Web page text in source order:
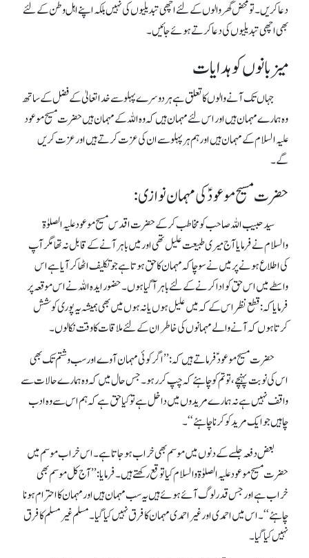
دعا کریں۔ تو محض گھروالوں کے لئے اچھی تبدیلیوں کی نہیں بلکہ اپنے اہل وطن کے لئے
بھی اچھی تبدیلیوں کی دعاکرتے ہوئے جائیں۔
میزبانوں کو ہدایات
جہاں تک آنے والوں کا تعلق ہے ہر دوسرے پہلو سے خدا تعالیٰ کے فضل کے ساتھ
وہ ہمارے مہمان ہیں اور اس لئے مہمان ہیں کہ وہ اللہ کے مہمان ہیں حضرت مسیح موعود
علیہ السلام کے مہمان ہیں اور ہم ہر پہلو سے ان کی عزت کرتے ہیں اور عز ت کریں
گے۔
حضرت مسیح موعودؑ کی مہمان نوازی:
سیدحبیب اللہ صاحب کو مخاطب کرکے حضرت اقدس مسیح موعود علیہ الصلوٰۃ
والسلام نے فرمایا آج میری طبیعت علیل تھی اور میں باہر آنے کے قابل نہ تھا مگر آپ
کی اطلاع ہونے پر میں نے سوچا کہ مہمان کا حق ہوتاہے جو تکلیف اٹھا کر آیا ہے اس
واسطے میں اس حق کو ادا کرنے کے لئے باہر آگیاہوں۔ حضور ایدہ اللہ نے اس موقعہ پر
فرمایاکہ:قطع نظر اس کے کہ میں علیل ہوں یا نہ ہوں میں بھی ہمیشہ یہ پوری کوشش
کرتاہوں کہ آنے والے مہمانوں کی خاطر ان کے لئے ملاقات کا وقت نکالوں ۔
حضرت مسیح موعود ؑ فرماتے ہیں کہ :’’اگر کوئی مہمان آوے اور سب و شتم تک بھی
اس کی نوبت پہنچے، تو تم کو چاہئے کہ چپ کر رہو۔ جس حال میں کہ وہ ہمارے حالات سے
واقف نہیں ہے نہ ہمارے مریدوں میں داخل ہے تو کیا حق ہے کہ ہم اس سے وہ ادب
چاہیں جو ایک مرید کو کرنا چاہئے‘‘۔
بعض دفعہ جلسے کے دنوں میں موسم بھی خراب ہو جاتاہے۔ اس خراب موسم میں
حضرت مسیح موعود علیہ الصلوٰۃ والسلام کیا توقع رکھتے ہیں ۔ فرمایا: ’’آج کل موسم بھی
خراب ہے اور جس قدر لوگ آئے ہوئے ہیں یہ سب مہمان ہیں اور مہمان کا احترام ہونا
چاہئے‘‘۔ اس میں احمدی اور غیر احمدی مہمان کا فرق نہیں کیا گیا۔ مسلم غیر مسلم کا فرق
نہیں کیا گیا۔